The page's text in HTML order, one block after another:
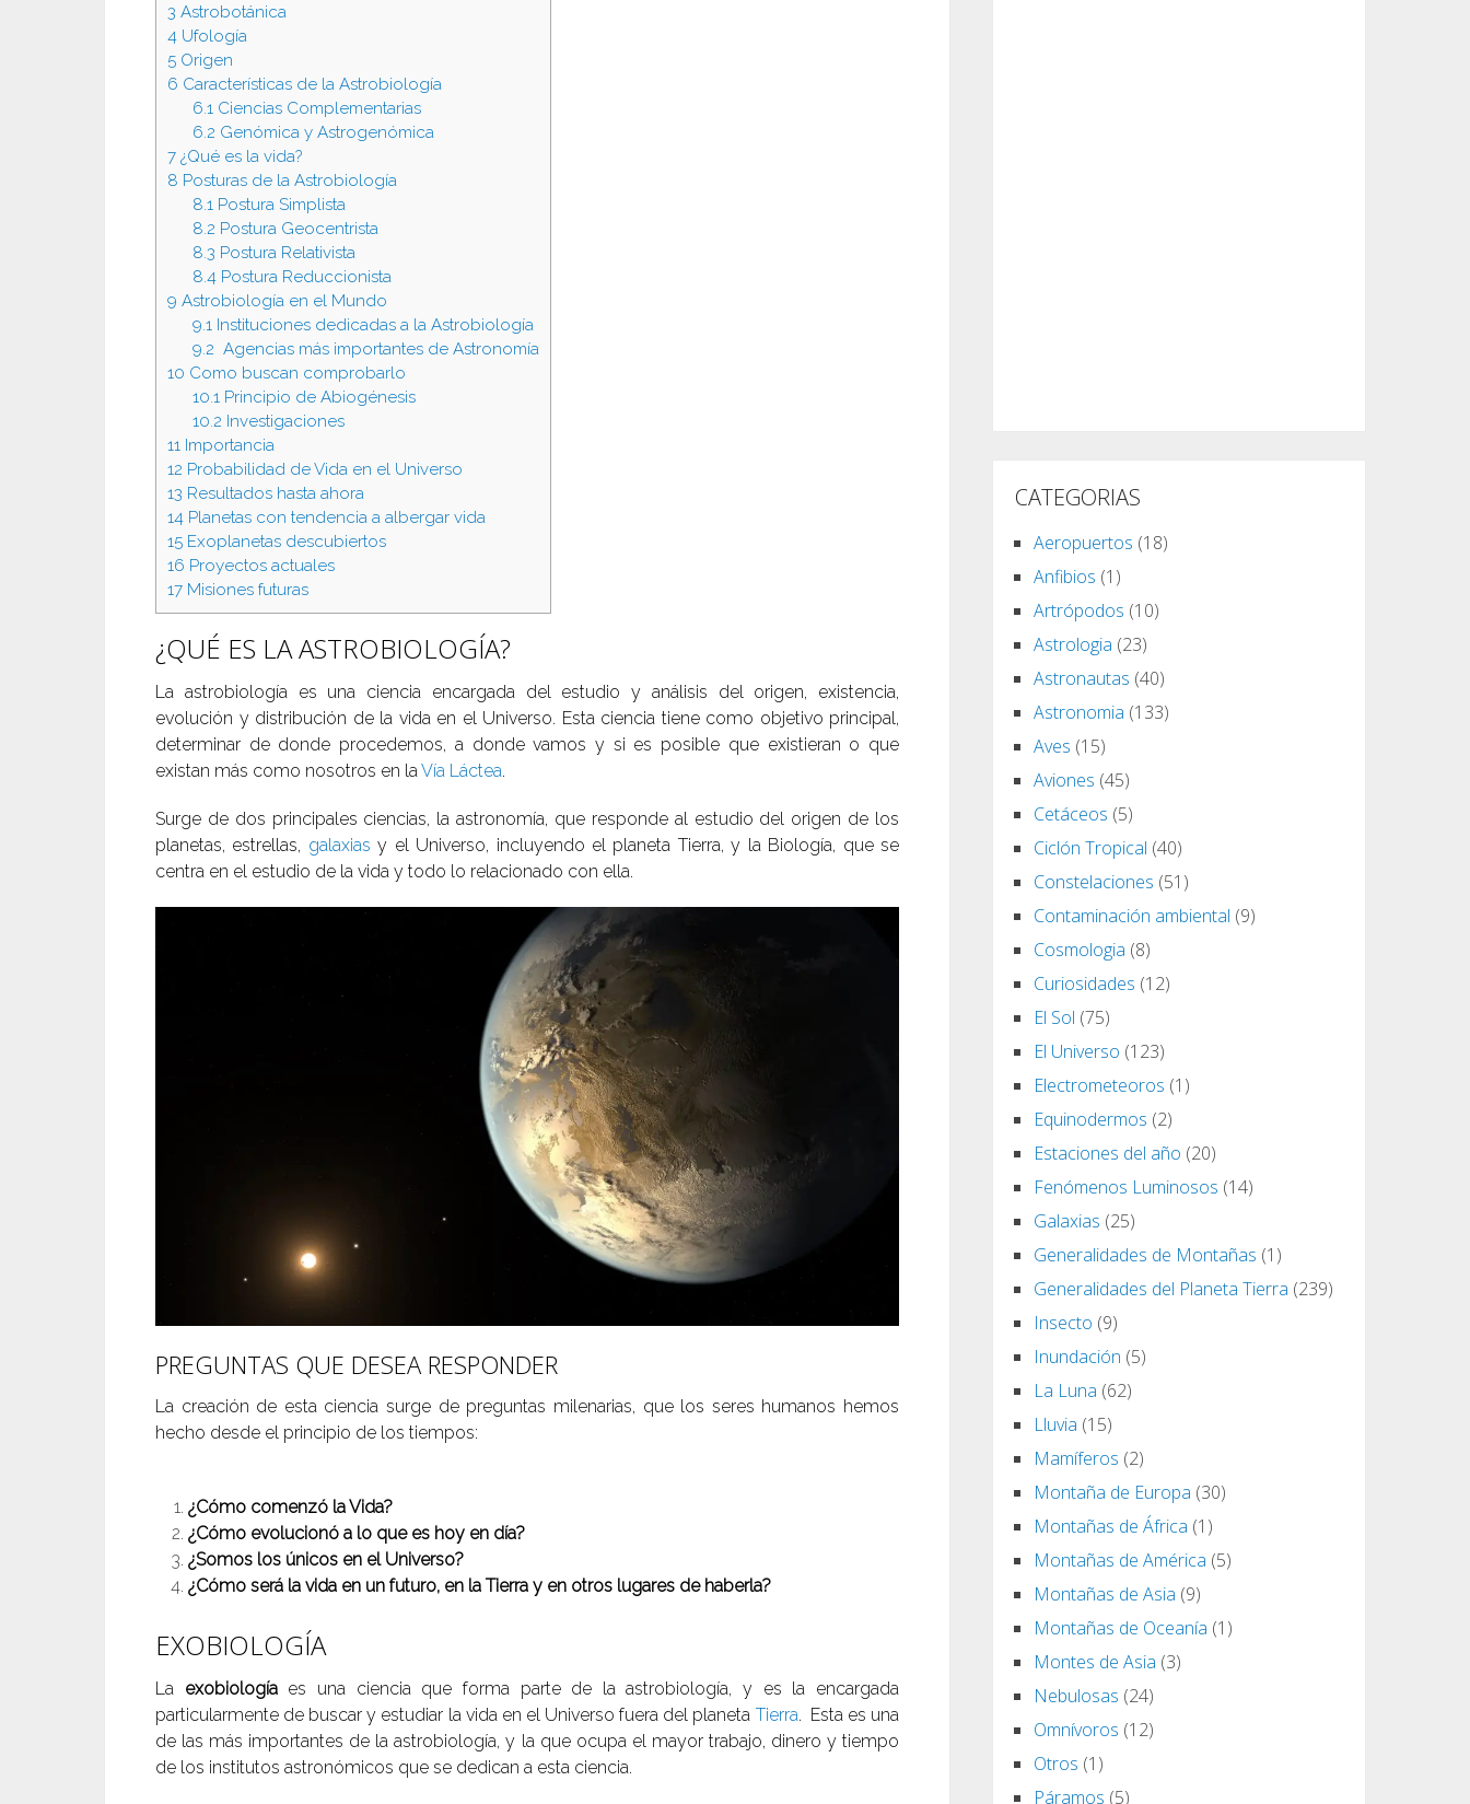
3 Astrobotánica
4 Ufología
5 Origen
6 Características de la Astrobiología
6.1Ciencias Complementarias
6.2 Genómica y Astrogenómica
7 ¿Qué es la vida?
8 Posturas de la Astrobiología
8.1Postura Simplista
8.2 Postura Geocentrista
8.3 Postura Relativista
8.4Postura Reduccionista
9 Astrobiología en el Mundo
9.1Instituciones dedicadas a la Astrobiología
9.2 Agencias más importantes de Astronomía
10 Como buscan comprobarlo
10.1Principio de Abiogénesis
10.2 Investigaciones
11 Importancia
12 Probabilidad de Vida en el Universo
13 Resultados hasta ahora
14 Planetas con tendencia a albergar vida
15 Exoplanetas descubiertos
16 Proyectos actuales
17 Misiones futuras
¿QUÉ ES LA ASTROBIOLOGÍA?
La astrobiología es una ciencia encargada del estudio y análisis del origen, existencia,
evolución y distribución de la vida en el Universo. Esta ciencia tiene como objetivo principal,
determinar de donde procedemos, a donde vamos y si es posible que existieran o que
existan más como nosotros en laVía Láctea.
Surge de dos principales ciencias, la astronomía, que responde al estudio del origen de los
planetas, estrellas, galaxias y el Universo, incluyendo el planeta Tierra, y la Biología, que se
centra en el estudio de la vida y todo lo relacionado con ella.
PREGUNTAS QUE DESEA RESPONDER
La creación de esta ciencia surge de preguntas milenarias, que los seres humanos hemos
hecho desde el principio de los tiempos:
¿Cómo comenzó la Vida?
¿Cómo evolucionó a lo que es hoy en día?
¿Somos los únicos en el Universo?
¿Cómo será la vida en un futuro, en la Tierra y en otros lugares de haberla?
EXOBIOLOGÍA
La exobiologíaes una ciencia que forma parte de la astrobiología, y es la encargada
particularmente de buscar y estudiar la vida en el Universo fuera del planeta Tierra. Esta es una
de las más importantes de la astrobiología, y la que ocupa el mayor trabajo, dinero y tiempo
de los institutos astronómicos que se dedican a esta ciencia.
CATEGORIAS
Aeropuertos (18)
Anfibios (1)
Artrópodos (10)
Astrologia (23)
Astronautas (40)
Astronomia (133)
Aves (15)
Aviones (45)
Cetáceos (5)
Ciclón Tropical (40)
Constelaciones (51)
Contaminación ambiental (9)
Cosmologia (8)
Curiosidades (12)
El Sol (75)
El Universo (123)
Electrometeoros (1)
Equinodermos (2)
Estaciones del año (20)
Fenómenos Luminosos (14)
Galaxias (25)
Generalidades de Montañas (1)
Generalidades del Planeta Tierra (239)
Insecto (9)
Inundación (5)
La Luna (62)
Lluvia (15)
Mamíferos (2)
Montaña de Europa (30)
Montañas de África (1)
Montañas de América (5)
Montañas de Asia (9)
Montañas de Oceanía (1)
Montes de Asia (3)
Nebulosas (24)
Omnívoros (12)
Otros (1)
Páramos (5)